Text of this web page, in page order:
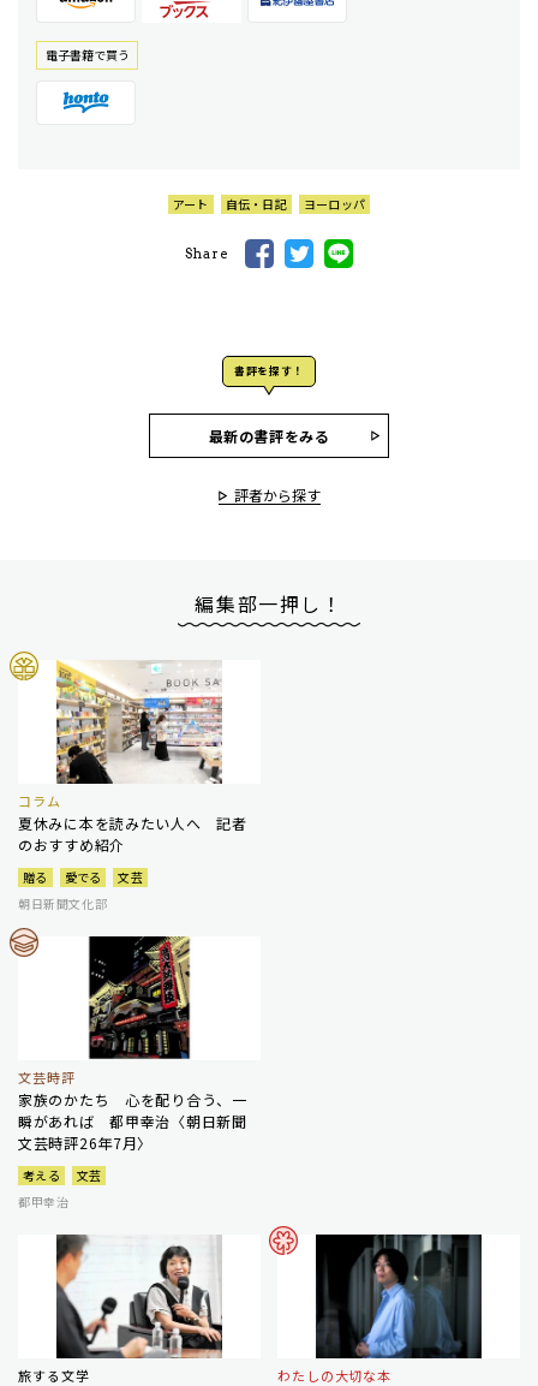
電⼦書籍で買う
アート 自伝・日記 ヨーロッパ
Share
書評を探す！
最新の書評をみる
評者から探す
編集部一押し！
コラム
夏休みに本を読みたい人へ 記者
のおすすめ紹介
贈る 愛でる
文芸
朝日新聞文化部
文芸時評
家族のかたち 心を配り合う、一
瞬があれば 都甲幸治〈朝日新聞
文芸時評26年7月〉
考える
文芸
都甲幸治
旅する文学 わたしの大切な本